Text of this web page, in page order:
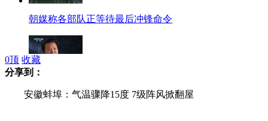
朝媒称各部队正等待最后冲锋命令
0顶 收藏
分享到：
安徽蚌埠：气温骤降15度 7级阵风掀翻屋